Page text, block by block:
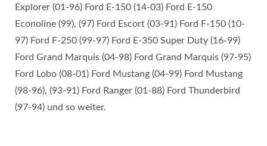
Explorer (01-96) Ford E-150 (14-03) Ford E-150
Econoline (99), (97) Ford Escort (03-91) Ford F-150 (10-
97) Ford F-250 (99-97) Ford E-350 Super Duty (16-99)
Ford Grand Marquis (04-98) Ford Grand Marquis (97-95)
Ford Lobo (08-01) Ford Mustang (04-99) Ford Mustang
(98-96), (93-91) Ford Ranger (01-88) Ford Thunderbird
(97-94) und so weiter.